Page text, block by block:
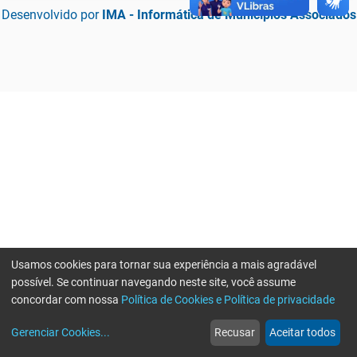
Desenvolvido por IMA - Informática de Municípios Associados
web
Notícias
more_horiz
Mais
Usamos cookies para tornar sua experiência a mais agradável
possível. Se continuar navegando neste site, você assume
concordar com nossa Política de Cookies e Política de privacidade
Gerenciar Cookies... Recusar Aceitar todos
Erro ao enviar informações, por favor tente novamente